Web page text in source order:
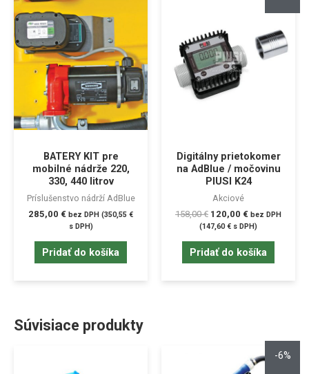
BATERY KIT pre
mobilné nádrže 220,
330, 440 litrov
Príslušenstvo nádrží AdBlue
285,00 € bez DPH (350,55 €
s DPH)
Pridať do košíka
Digitálny prietokomer
na AdBlue / močovinu
PIUSI K24
Akciové
158,00€ 120,00 € bez DPH
(147,60€ s DPH)
Pridať do košíka
Súvisiace produkty
-6%